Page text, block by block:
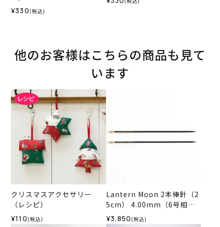
¥330 (税込)
他のお客様はこちらの商品も見て
います
クリスマスアクセサリー
（レシピ）
¥110 (税込)
Lantern Moon 2本棒針（2
5cm） 4.00mm（6号相
当）
¥3,850 (税込)